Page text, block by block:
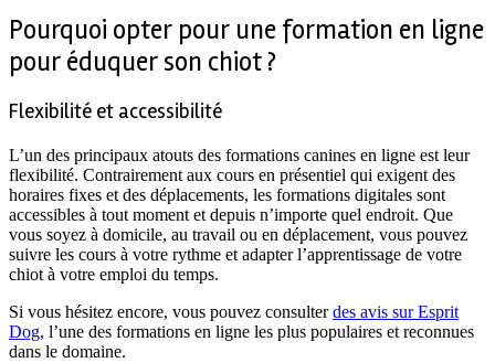
Pourquoi opter pour une formation en ligne
pour éduquer son chiot ?
Flexibilité et accessibilité
L’un des principaux atouts des formations canines en ligne est leur
flexibilité. Contrairement aux cours en présentiel qui exigent des
horaires fixes et des déplacements, les formations digitales sont
accessibles à tout moment et depuis n’importe quel endroit. Que
vous soyez à domicile, au travail ou en déplacement, vous pouvez
suivre les cours à votre rythme et adapter l’apprentissage de votre
chiot à votre emploi du temps.
Si vous hésitez encore, vous pouvez consulterdes avis sur Esprit
Dog, l’une des formations en ligne les plus populaires et reconnues
dans le domaine.